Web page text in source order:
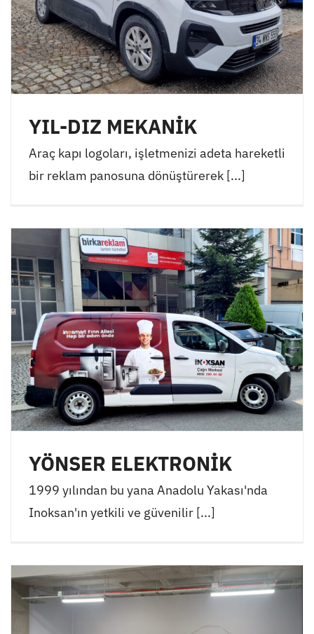
YIL-DIZ MEKANİK
Araç kapı logoları, işletmenizi adeta hareketli
bir reklam panosuna dönüştürerek [...]
YÖNSER ELEKTRONİK
1999 yılından bu yana Anadolu Yakası'nda
Inoksan'ın yetkili ve güvenilir [...]